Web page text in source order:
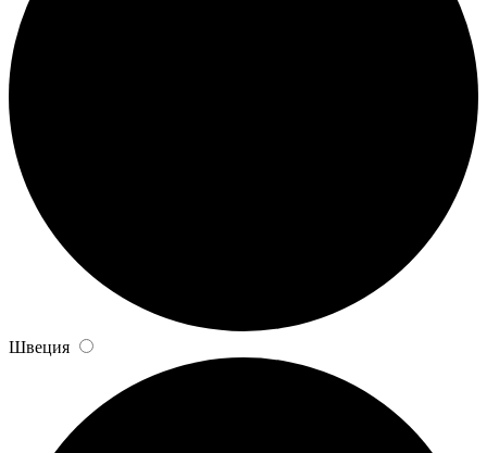
Швеция